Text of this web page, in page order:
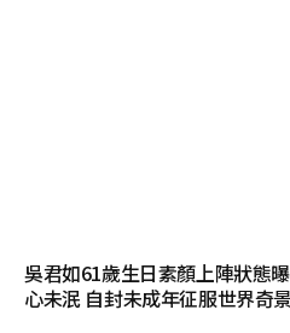
吳君如61歲生日素顏上陣狀態
心未泯 自封未成年征服世界奇景